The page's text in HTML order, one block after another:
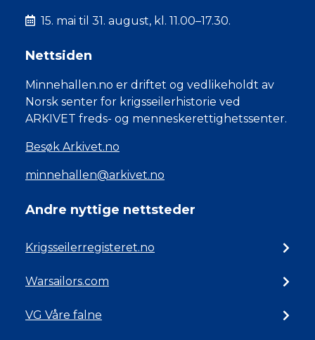
15. mai til 31. august, kl. 11.00–17.30.
Nettsiden
Minnehallen.no er driftet og vedlikeholdt av
Norsk senter for krigsseilerhistorie ved
ARKIVET freds- og menneskerettighetssenter.
Besøk Arkivet.no
minnehallen@arkivet.no
Andre nyttige nettsteder
Krigsseilerregisteret.no
Warsailors.com
VG Våre falne